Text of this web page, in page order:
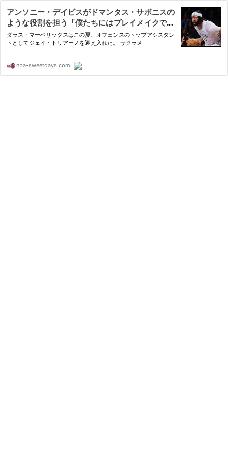
アンソニー・デイビスがドマンタス・サボニスの
ような役割を担う「僕たちにはプレイメイクでき
る選手がたくさんいる」 | NBA SWEETDAYS -最
新ニュースやハイライト動画ブログ
ダラス・マーベリックスはこの夏、オフェンスのトップアシスタン
トとしてジェイ・トリアーノを迎え入れた。 サクラメ
nba-sweetdays.com